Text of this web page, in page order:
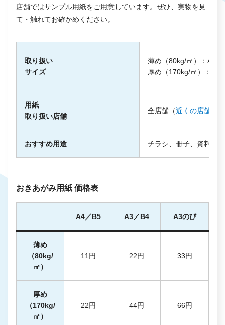
店舗ではサンプル用紙をご用意しています。ぜひ、実物を見
て・触れてお確かめください。
取り扱い
サイズ
薄め（80kg/㎡）：A4／
厚め（170kg/㎡）：A4
用紙
取り扱い店舗
全店舗（近くの店舗を
おすすめ用途 チラシ、冊子、資料印
おきあがみ用紙 価格表
A4／B5 A3／B4 A3のび
薄め
（80kg/
㎡）
11円 22円 33円
厚め
（170kg/
㎡）
22円 44円 66円